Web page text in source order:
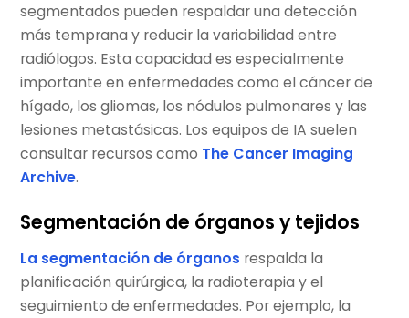
segmentados pueden respaldar una detección
más temprana y reducir la variabilidad entre
radiólogos. Esta capacidad es especialmente
importante en enfermedades como el cáncer de
hígado, los gliomas, los nódulos pulmonares y las
lesiones metastásicas. Los equipos de IA suelen
consultar recursos como The Cancer Imaging
Archive.
Segmentación de órganos y tejidos
La segmentación de órganos respalda la
planificación quirúrgica, la radioterapia y el
seguimiento de enfermedades. Por ejemplo, la